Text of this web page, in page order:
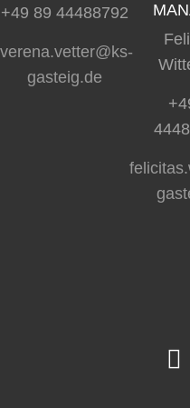
+49 89 44488792
verena.vetter@ks-
gasteig.de